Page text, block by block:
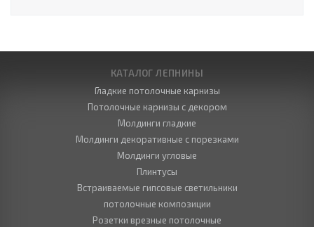
КАТАЛОГ ЛЕПНИНЫ
Гладкие потолочные карнизы
Потолочные карнизы с декором
Молдинги гладкие
Молдинги декоративные с порезками
Молдинги угловые
Плинтусы
Встраиваемые гипсовые светильники
потолочные композиции
Розетки врезные потолочные